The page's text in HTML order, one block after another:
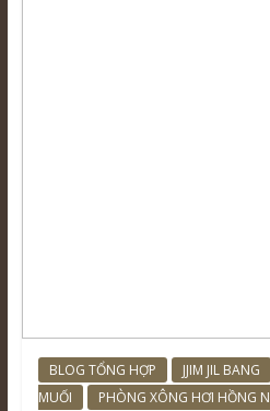
BLOG TỔNG HỢP JJIM JIL BANG
MUỐI
PHÒNG XÔNG HƠI HỒNG